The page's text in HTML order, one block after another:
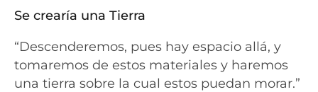
Se crearía una Tierra
“Descenderemos, pues hay espacio allá, y
tomaremos de estos materiales y haremos
una tierra sobre la cual estos puedan morar.”